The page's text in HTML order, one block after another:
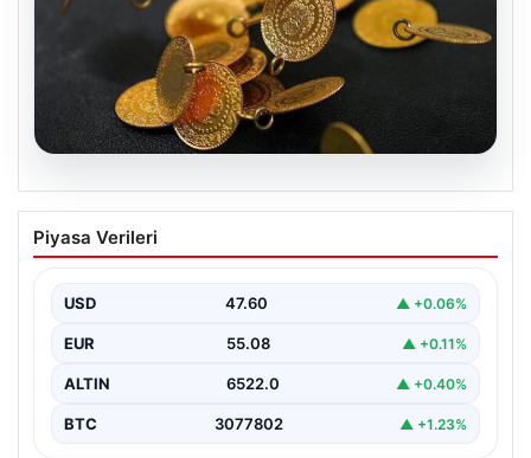
05.08.2026
13 Nisan 2026 Altın Fiyatları Güncel
Durum ve Analizler
uluslararası gelişmeler ve jeopolitical riskler nedeniyle
oldukça dalgalı…
Piyasa Verileri
USD 47.60 ▲ +0.06%
EUR 55.08 ▲ +0.11%
ALTIN 6522.0 ▲ +0.40%
BTC 3077802 ▲ +1.23%